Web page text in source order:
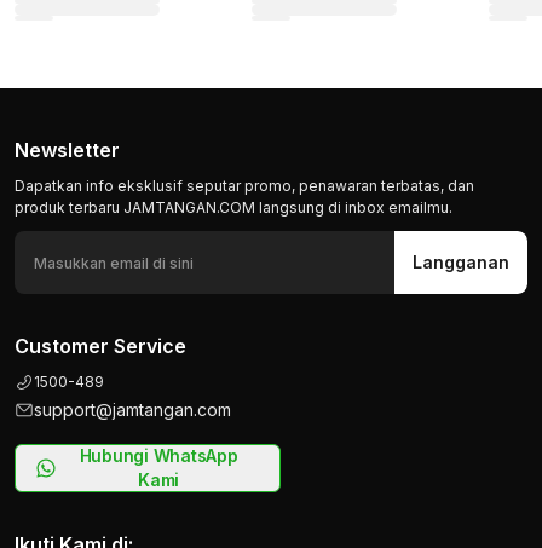
Newsletter
Dapatkan info eksklusif seputar promo, penawaran terbatas, dan
produk terbaru JAMTANGAN.COM langsung di inbox emailmu.
Langganan
Customer Service
1500-489
support@jamtangan.com
Hubungi WhatsApp
Kami